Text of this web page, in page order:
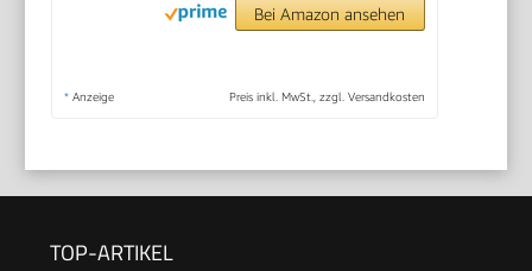
Bei Amazon ansehen
* Anzeige Preis inkl. MwSt., zzgl. Versandkosten
TOP-ARTIKEL